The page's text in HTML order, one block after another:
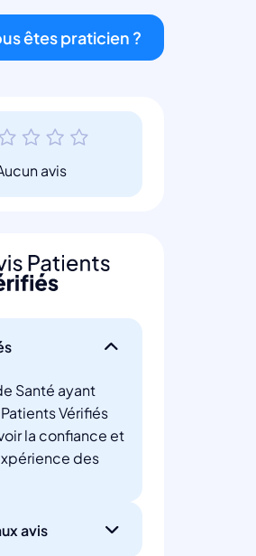
êtes praticien ?
avis
Santé ayant
Vérifiés
la confiance et
des
avis